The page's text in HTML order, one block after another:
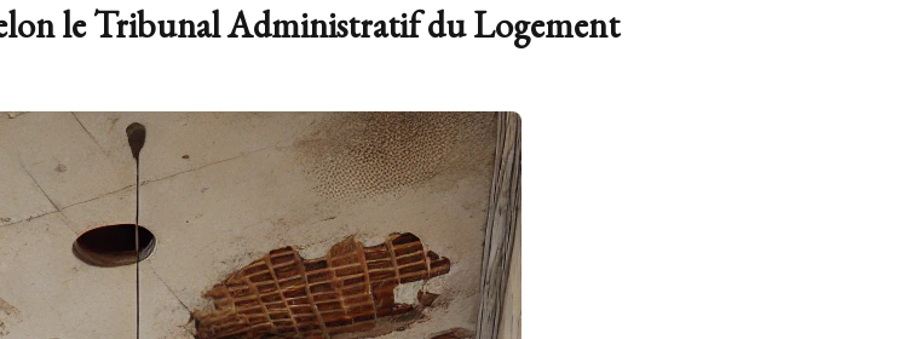
le Tribunal Administratif du Logement